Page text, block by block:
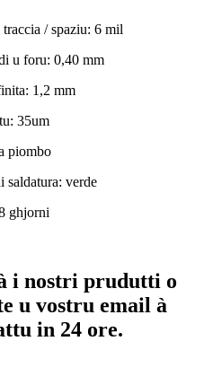
/ spaziu: 6 mil
u foru: 0,40 mm
1,2 mm
35um
piombo
saldatura: verde
ghjorni
i nostri prudutti o
u vostru email à
in 24 ore.